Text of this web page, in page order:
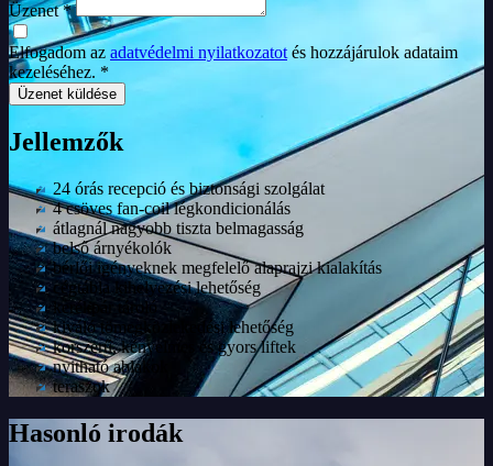
Üzenet *
Elfogadom az adatvédelmi nyilatkozatot és hozzájárulok adataim
kezeléséhez. *
Üzenet küldése
Jellemzők
24 órás recepció és biztonsági szolgálat
4 csöves fan-coil légkondicionálás
átlagnál nagyobb tiszta belmagasság
belső árnyékolók
bérlői igényeknek megfelelő alaprajzi kialakítás
cégtábla kihelyezési lehetőség
kerékpár tároló
kiváló tömegközlekedési lehetőség
korszerű, kényelmes és gyors liftek
nyitható ablakok
teraszok
Hasonló irodák